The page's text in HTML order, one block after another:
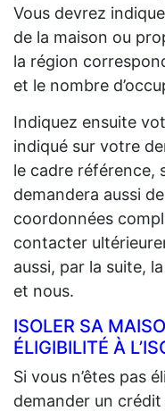
Vous devrez
de la maison ou
la région
et le nombre
Indiquez ensuite
indiqué sur votre
le cadre référence,
demandera aussi
coordonnées
contacter
aussi, par la suite,
et nous.
ISOLER SA
ÉLIGIBILITÉ À
Si vous n’êtes pas
demander un crédit